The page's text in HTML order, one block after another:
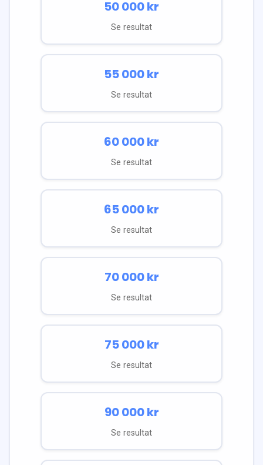
50 000kr
Se resultat
55 000kr
Se resultat
60 000kr
Se resultat
65 000kr
Se resultat
70 000kr
Se resultat
75 000kr
Se resultat
90 000kr
Se resultat